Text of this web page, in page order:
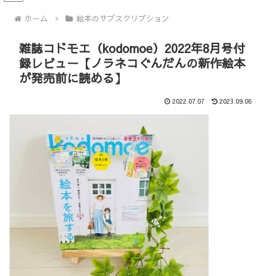
ホーム 絵本のサブスクリプション
雑誌コドモエ（kodomoe）2022年8月号付
録レビュー【ノラネコぐんだんの新作絵本
が発売前に読める】
2022.07.07 2023.09.06